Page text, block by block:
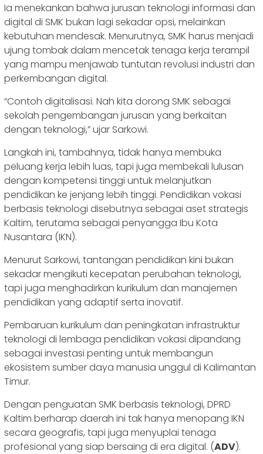
Ia menekankan bahwa jurusan teknologi informasi dan
digital di SMK bukan lagi sekadar opsi, melainkan
kebutuhan mendesak. Menurutnya, SMK harus menjadi
ujung tombak dalam mencetak tenaga kerja terampil
yang mampu menjawab tuntutan revolusi industri dan
perkembangan digital.
“Contoh digitalisasi. Nah kita dorong SMK sebagai
sekolah pengembangan jurusan yang berkaitan
dengan teknologi,” ujar Sarkowi.
Langkah ini, tambahnya, tidak hanya membuka
peluang kerja lebih luas, tapi juga membekali lulusan
dengan kompetensi tinggi untuk melanjutkan
pendidikan ke jenjang lebih tinggi. Pendidikan vokasi
berbasis teknologi disebutnya sebagai aset strategis
Kaltim, terutama sebagai penyangga Ibu Kota
Nusantara (IKN).
Menurut Sarkowi, tantangan pendidikan kini bukan
sekadar mengikuti kecepatan perubahan teknologi,
tapi juga menghadirkan kurikulum dan manajemen
pendidikan yang adaptif serta inovatif.
Pembaruan kurikulum dan peningkatan infrastruktur
teknologi di lembaga pendidikan vokasi dipandang
sebagai investasi penting untuk membangun
ekosistem sumber daya manusia unggul di Kalimantan
Timur.
Dengan penguatan SMK berbasis teknologi, DPRD
Kaltim berharap daerah ini tak hanya menopang IKN
secara geografis, tapi juga menyuplai tenaga
profesional yang siap bersaing di era digital. (ADV).